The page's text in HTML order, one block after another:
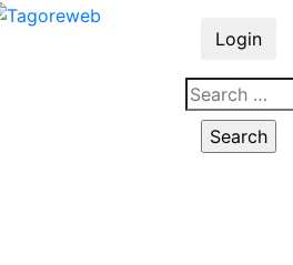
Login